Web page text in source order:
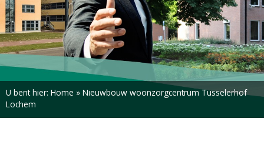
U bent hier: Home » Nieuwbouw woonzorgcentrum Tusselerhof
Lochem